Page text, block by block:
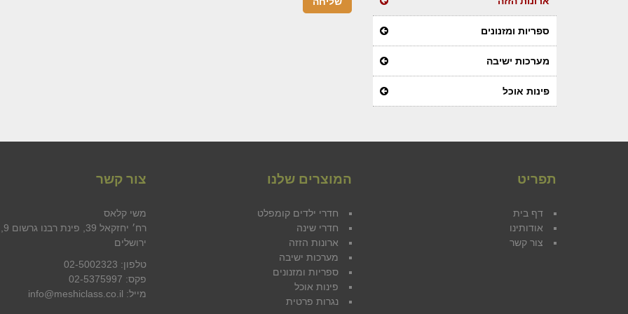
ספריות ומזנונים
מערכות ישיבה
פינות אוכל
תפריט
דף בית
אודותינו
צור קשר
המוצרים שלנו
חדרי ילדים קומפלט
חדרי שינה
ארונות הזזה
מערכות ישיבה
ספריות ומזנונים
פינות אוכל
נגרות פרטית
צור קשר
משי קלאס
רח׳ יחזקאל 39, פינת רבנו גרשום 9,
ירושלים
טלפון: 02-5002323
פקס: 02-5375997
מייל: info@meshiclass.co.il